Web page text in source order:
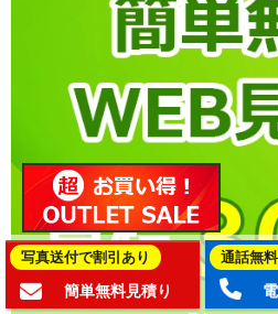
写真送付で割引あり
簡単無料見積り
通話無料